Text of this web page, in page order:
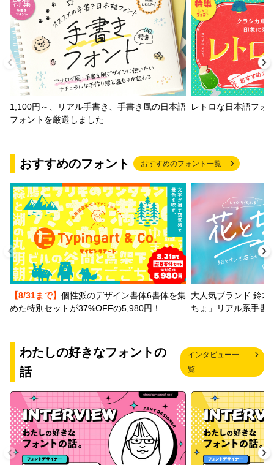
1,100円～、リアル手書き、手書き風の日本語
フォントを厳選しました
レトロな日本語フォ
おすすめのフォント おすすめのフォント一覧
【8/31まで】 個性派のデザイン書体6書体を集
めた特別セットが37%OFFの5,980円！
大人気ブランド 鈴木
ちょ」リアル系手書
わたしの好きなフォントの
話
インタビュー一
覧